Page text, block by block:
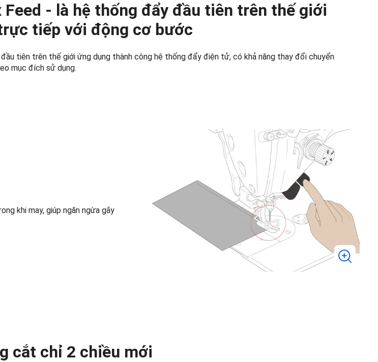
Feed - là hệ thống đẩy đầu tiên trên thế giới
tiếp với động cơ bước
đầu tiên trên thế giới ứng dụng thành công hệ thống đẩy điện tử, có khả năng thay đổi chuyển
mục đích sử dụng.
khi may, giúp ngăn ngừa gãy
cắt chỉ 2 chiều mới